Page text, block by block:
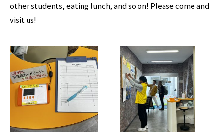
other students, eating lunch, and so on! Please come and
visit us!